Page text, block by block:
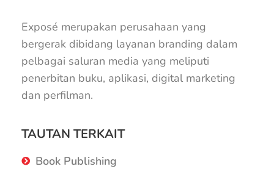
Exposé merupakan perusahaan yang
bergerak dibidang layanan branding dalam
pelbagai saluran media yang meliputi
penerbitan buku, aplikasi, digital marketing
dan perfilman.
TAUTAN TERKAIT
Book Publishing